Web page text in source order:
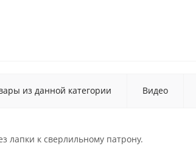
из данной категории Видео
лапки к сверлильному патрону.